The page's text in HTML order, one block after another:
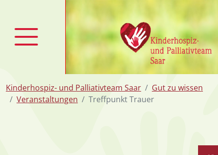
Kinderhospiz- und Palliativteam Saar
Gut zu wissen
Veranstaltungen
Treffpunkt Trauer